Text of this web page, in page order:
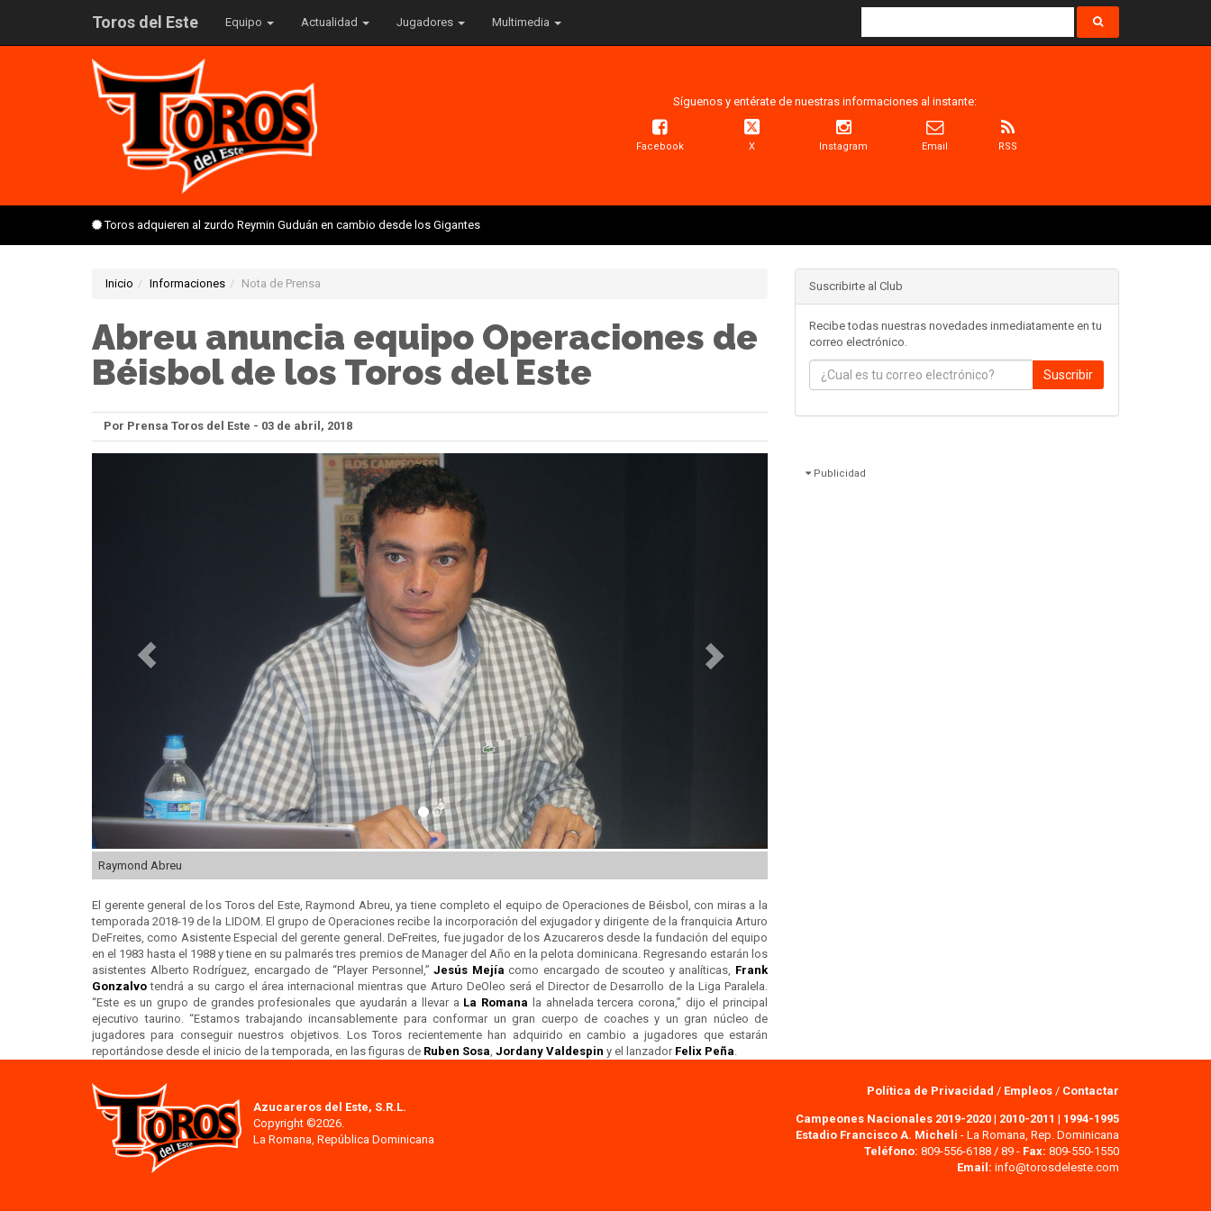
Toros del Este Equipo Actualidad Jugadores Multimedia
Síguenos y entérate de nuestras informaciones al instante:
Facebook X Instagram Email RSS
Toros adquieren al zurdo Reymin Guduán en cambio desde los Gigantes
Inicio Informaciones Nota de Prensa
Abreu anuncia equipo Operaciones de
Béisbol de los Toros del Este
Por Prensa Toros del Este - 03 de abril, 2018
Raymond Abreu
El gerente general de los Toros del Este, Raymond Abreu, ya tiene completo el equipo de Operaciones de Béisbol, con miras a la
temporada 2018-19 de la LIDOM. El grupo de Operaciones recibe la incorporación del exjugador y dirigente de la franquicia Arturo
DeFreites, como Asistente Especial del gerente general. DeFreites, fue jugador de los Azucareros desde la fundación del equipo
en el 1983 hasta el 1988 y tiene en su palmarés tres premios de Manager del Año en la pelota dominicana. Regresando estarán los
asistentes Alberto Rodríguez, encargado de “Player Personnel,”Jesús Mejía como encargado de scouteo y analíticas, Frank
Gonzalvo tendrá a su cargo el área internacional mientras que Arturo DeOleo será el Director de Desarrollo de la Liga Paralela.
“Este es un grupo de grandes profesionales que ayudarán a llevar a La Romana la ahnelada tercera corona,” dijo el principal
ejecutivo taurino. “Estamos trabajando incansablemente para conformar un gran cuerpo de coaches y un gran núcleo de
jugadores para conseguir nuestros objetivos. Los Toros recientemente han adquirido en cambio a jugadores que estarán
reportándose desde el inicio de la temporada, en las figuras de Ruben Sosa, Jordany Valdespin y el lanzador Felix Peña.
Suscribirte al Club
Recibe todas nuestras novedades inmediatamente en tu
correo electrónico.
Suscribir
Publicidad
Azucareros del Este, S.R.L.
Copyright ©2026.
La Romana, República Dominicana
Política de Privacidad / Empleos / Contactar
Campeones Nacionales 2019-2020 | 2010-2011 | 1994-1995
Estadio Francisco A. Micheli - La Romana, Rep. Dominicana
Teléfono: 809-556-6188 / 89 - Fax: 809-550-1550
Email: info@torosdeleste.com